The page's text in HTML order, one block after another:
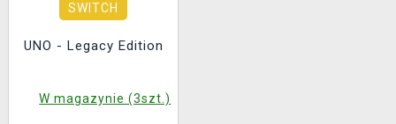
SWITCH
UNO - Legacy Edition
W magazynie (3szt.)